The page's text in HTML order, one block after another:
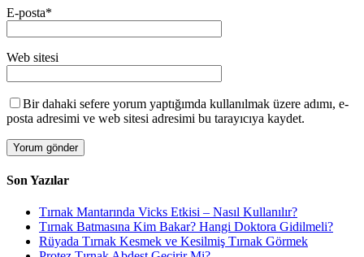
E-posta*
Web sitesi
Bir dahaki sefere yorum yaptığımda kullanılmak üzere adımı, e-
posta adresimi ve web sitesi adresimi bu tarayıcıya kaydet.
Son Yazılar
Tırnak Mantarında Vicks Etkisi – Nasıl Kullanılır?
Tırnak Batmasına Kim Bakar? Hangi Doktora Gidilmeli?
Rüyada Tırnak Kesmek ve Kesilmiş Tırnak Görmek